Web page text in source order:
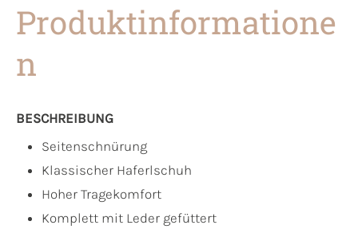
Produktinformatione
n
BESCHREIBUNG
Seitenschnürung
Klassischer Haferlschuh
Hoher Tragekomfort
Komplett mit Leder gefüttert